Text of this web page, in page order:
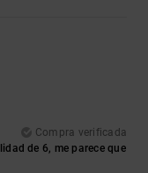
Compra verificada
de 6, me parece que